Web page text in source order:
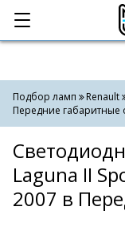
Категории
Подбор ламп Renault
Передние габаритные
Laguna II
2007 в